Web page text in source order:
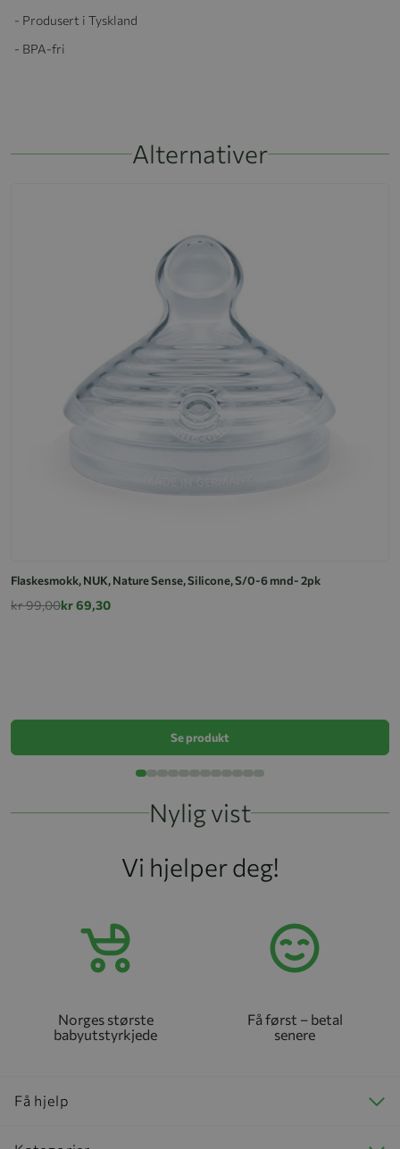
- Produsert i Tyskland
- BPA-fri
Alternativer
Flaskesmokk, NUK, Nature Sense, Silicone, S/0-6 mnd- 2pk
kr 99,00kr 69,30
Se produkt
Nylig vist
Vi hjelper deg!
Norges største
babyutstyrkjede
Få først – betal
senere
Få hjelp